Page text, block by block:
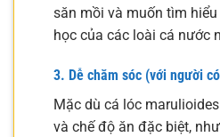
săn mồi và muốn tìm
học của các loài cá nước
3. Dễ chăm sóc (với người
Mặc dù cá lóc
và chế độ ăn đặc biệt,